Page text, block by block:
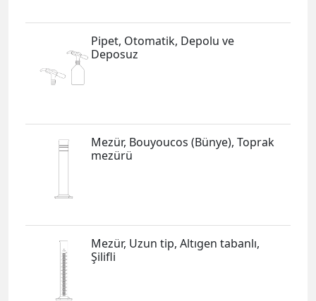
Pipet, Otomatik, Depolu ve
Deposuz
Mezür, Bouyoucos (Bünye), Toprak
mezürü
Mezür, Uzun tip, Altıgen tabanlı,
Şilifli